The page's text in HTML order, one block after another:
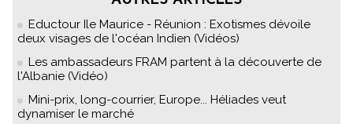
Eductour Ile Maurice - Réunion : Exotismes dévoile
deux visages de l'océan Indien (Vidéos)
Les ambassadeurs FRAM partent à la découverte de
l'Albanie (Vidéo)
Mini-prix, long-courrier, Europe... Héliades veut
dynamiser le marché